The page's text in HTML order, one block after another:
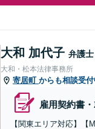
大和 加代子 弁護士
大和・松本法律事務所
寄居町 からも相談受付
雇用契約書
【関東エリア対応】